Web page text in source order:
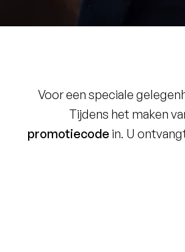
Voor een speciale
Tijdens het maken
promotiecode in. U